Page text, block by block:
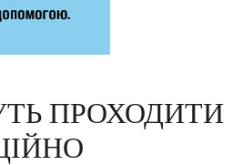
ПРОХОДИТИ